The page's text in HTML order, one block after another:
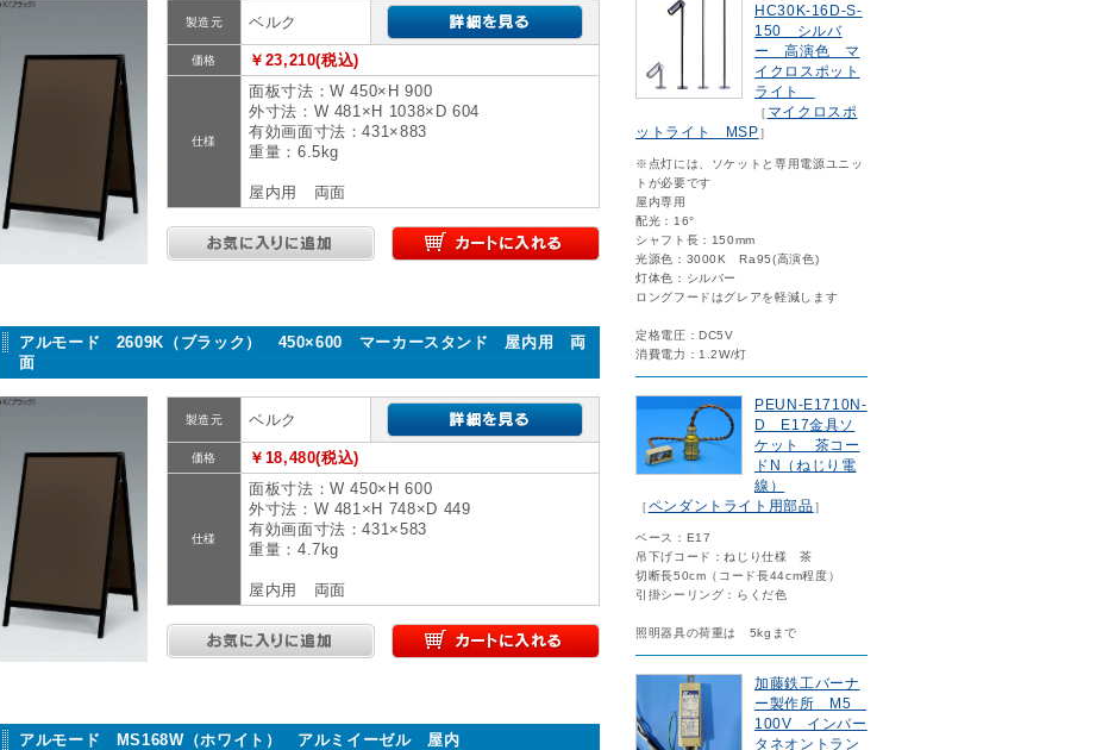
製造元 ベルク
価格 ￥23,210(税込)
仕様
面板寸法：W 450×H 900
外寸法：W 481×H 1038×D 604
有効画面寸法：431×883
重量：6.5kg
屋内用 両面
アルモード 2609K（ブラック） 450×600 マーカースタンド 屋内用 両
面
製造元 ベルク
価格 ￥18,480(税込)
仕様
面板寸法：W 450×H 600
外寸法：W 481×H 748×D 449
有効画面寸法：431×583
重量：4.7kg
屋内用 両面
アルモード MS168W（ホワイト） アルミイーゼル 屋内
HC30K-16D-S-
150 シルバ
ー 高演色 マ
イクロスポット
ライト
［ マイクロスポ
ットライト MSP］
※点灯には、ソケットと専用電源ユニッ
トが必要です
屋内専用
配光：16°
シャフト長：150mm
光源色：3000K Ra95(高演色)
灯体色：シルバー
ロングフードはグレアを軽減します
定格電圧：DC5V
消費電力：1.2W/灯
PEUN-E1710N-
D E17金具ソ
ケット 茶コー
ドN（ねじり電
線）
［ペンダントライト用部品］
ベース：E17
吊下げコード：ねじり仕様 茶
切断長50cm（コード長44cm程度）
引掛シーリング：らくだ色
照明器具の荷重は 5kgまで
加藤鉄工バーナ
ー製作所 M5
100V インバー
タネオントラン